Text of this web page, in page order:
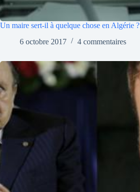
Un maire sert-il à quelque chose en Algérie ?
6 octobre 2017
4 commentaires